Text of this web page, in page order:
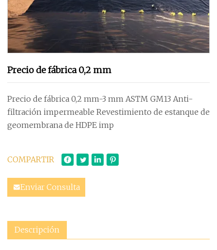
Precio de fábrica 0,2 mm
Precio de fábrica 0,2 mm-3 mm ASTM GM13 Anti-
filtración impermeable Revestimiento de estanque de
geomembrana de HDPE imp
COMPARTIR
Enviar Consulta
Descripción